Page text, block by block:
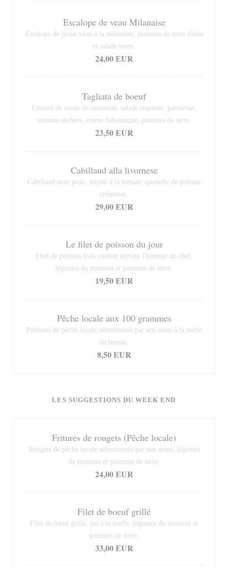
Escalope de veau Milanaise
Escalope de jeune veau à la milanaise, pommes de terre rôties
et salade verte.
24,00 EUR
Tagliata de boeuf
Emincé de coeur de rumsteak, salade roquette, parmesan,
tomates séchées, crème balsamique, pommes de terre.
23,50 EUR
Cabillaud alla livornese
Cabillaud avec peau, mijoté à la tomate, quenelle de polenta
crémeuse.
29,00 EUR
Le filet de poisson du jour
Filet de poisson frais cuisiné suivant l'humeur du chef,
légumes du moment et pommes de terre.
19,50 EUR
Pêche locale aux 100 grammes
Poissons de pêche locale sélectionnés par nos soins à la sortie
du bateau.
8,50 EUR
LES SUGGESTIONS DU WEEK END
Fritures de rougets (Pêche locale)
Rougets de pêche locale sélectionnés par nos soins, légumes
du moment et pommes de terre.
24,00 EUR
Filet de boeuf grillé
Filet de bœuf grillé, jus à la truffe, légumes du moment et
pommes de terre.
33,00 EUR